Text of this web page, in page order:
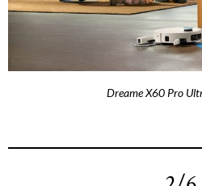
Dreame X60 Pro